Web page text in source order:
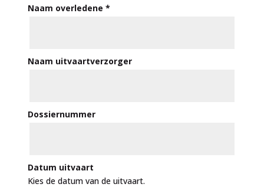
Naam overledene *
Naam uitvaartverzorger
Dossiernummer
Datum uitvaart
Kies de datum van de uitvaart.